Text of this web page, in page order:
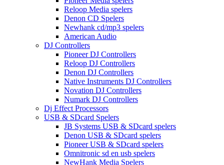
Reloop Media spelers
Denon CD Spelers
Newhank cd/mp3 spelers
American Audio
DJ Controllers
Pioneer DJ Controllers
Reloop DJ Controllers
Denon DJ Controllers
Native Instruments DJ Controllers
Novation DJ Controllers
Numark DJ Controllers
Dj Effect Processors
USB & SDcard Spelers
JB Systems USB & SDcard spelers
Denon USB & SDcard spelers
Pioneer USB & SDcard spelers
Omnitronic sd en usb spelers
NewHank Media Spelers